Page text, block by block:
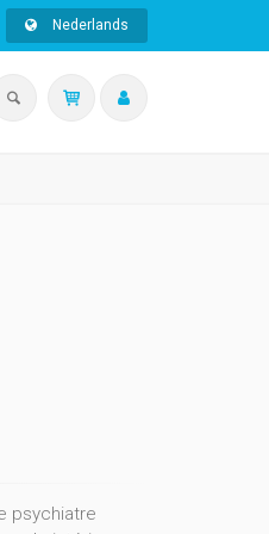
Nederlands
psychiatre